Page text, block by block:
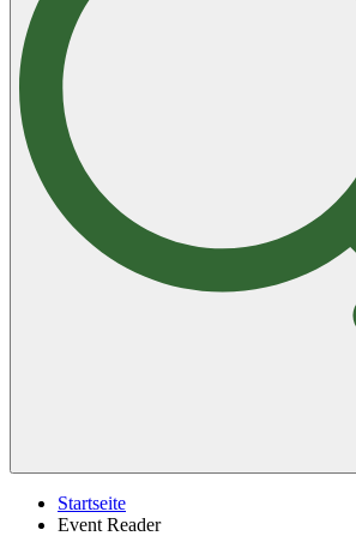
Startseite
Event Reader